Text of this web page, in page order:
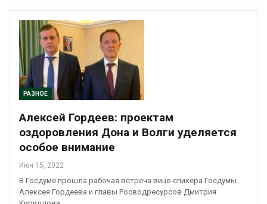
РАЗНОЕ
Алексей Гордеев: проектам
оздоровления Дона и Волги уделяется
особое внимание
Июн 15, 2022
В Госдуме прошла рабочая встреча вице-спикера Госдумы
Алексея Гордеева и главы Росводресурсов Дмитрия